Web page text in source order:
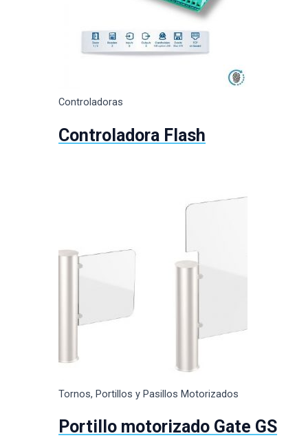
Controladoras
Controladora Flash
Tornos, Portillos y Pasillos Motorizados
Portillo motorizado Gate GS